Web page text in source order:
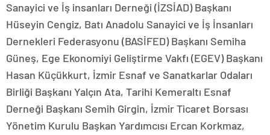
Sanayici ve İş insanları Derneği (İZSİAD) Başkanı
Hüseyin Cengiz, Batı Anadolu Sanayici ve İş İnsanları
Dernekleri Federasyonu (BASİFED) Başkanı Semiha
Güneş, Ege Ekonomiyi Geliştirme Vakfı (EGEV) Başkanı
Hasan Küçükkurt, İzmir Esnaf ve Sanatkarlar Odaları
Birliği Başkanı Yalçın Ata, Tarihi Kemeraltı Esnaf
Derneği Başkanı Semih Girgin, İzmir Ticaret Borsası
Yönetim Kurulu Başkan Yardımcısı Ercan Korkmaz,